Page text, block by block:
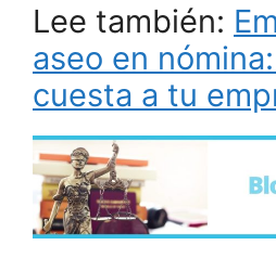
Lee también:
aseo en
cuesta a tu